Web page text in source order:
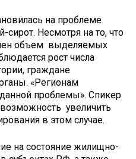
на проблеме
Несмотря на то, что
объем выделяемых
рост числа
граждане
«Регионам
проблемы». Спикер
увеличить
в этом случае.
на состояние жилищно-